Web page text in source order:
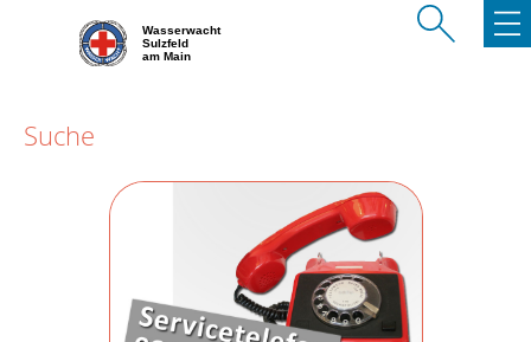
Wasserwacht
Sulzfeld
am Main
Suche